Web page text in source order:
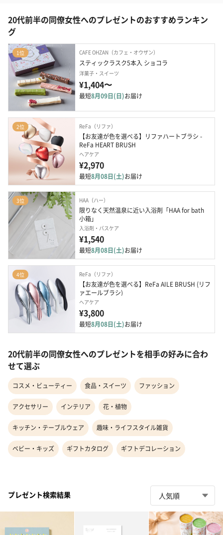
20代前半の同僚女性へのプレゼントのおすすめランキン
グ
1位 CAFE OHZAN（カフェ・オウザン）
スティックラスク5本入 ショコラ
洋菓子・スイーツ
¥1,404〜
最短8月09日(日)お届け
2位 ReFa（リファ）
【お友達が色を選べる】リファハートブラシ -
ReFa HEART BRUSH
ヘアケア
¥2,970
最短8月08日(土)お届け
3位 HAA（ハー）
限りなく天然温泉に近い入浴剤「HAA for bath
小箱」
入浴剤・バスケア
¥1,540
最短8月08日(土)お届け
4位 ReFa（リファ）
【お友達が色を選べる】ReFa AILE BRUSH (リフ
ァエールブラシ)
ヘアケア
¥3,800
最短8月08日(土)お届け
20代前半の同僚女性へのプレゼントを相手の好みに合わ
せて選ぶ
コスメ・ビューティー 食品・スイーツ ファッション
アクセサリー インテリア 花・植物
キッチン・テーブルウェア 趣味・ライフスタイル雑貨
ベビー・キッズ ギフトカタログ ギフトデコレーション
プレゼント検索結果